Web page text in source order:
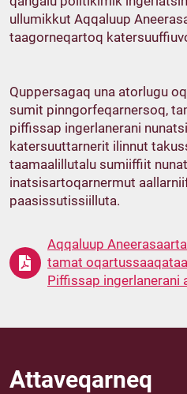
ullumikkut Aqqaluup
taagorneqartoq
Quppersagaq una atorlugu
sumit pinngorfeqarnersoq,
piffissap ingerlanerani
katersuuttarnerit ilinnut
taamaalillutalu sumiiffiit
inatsisartoqarnermut
paasissutissiilluta.
Aqqaluup
tamat
Piffissap
Attaveqarneq